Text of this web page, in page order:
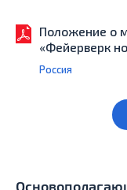
Положение о
«Фейерверк
Россия